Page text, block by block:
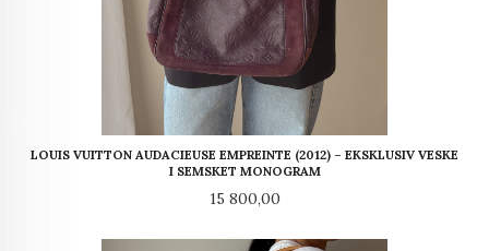
LOUIS VUITTON AUDACIEUSE EMPREINTE (2012) – EKSKLUSIV VESKE
I SEMSKET MONOGRAM
Pris
15 800,00